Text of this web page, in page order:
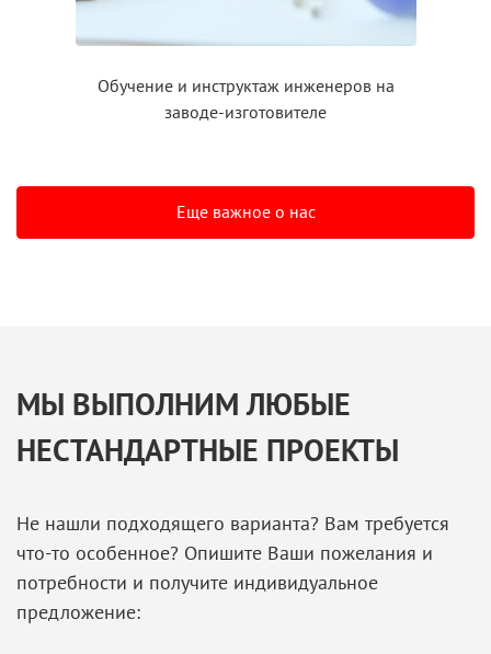
Обучение и инструктажинженеров на
заводе-изготовителе
Еще важное о нас
МЫ ВЫПОЛНИМ ЛЮБЫЕ
НЕСТАНДАРТНЫЕ ПРОЕКТЫ
Не нашли подходящего варианта? Вам требуется
что-то особенное? Опишите Ваши пожелания и
потребности и получите индивидуальное
предложение: